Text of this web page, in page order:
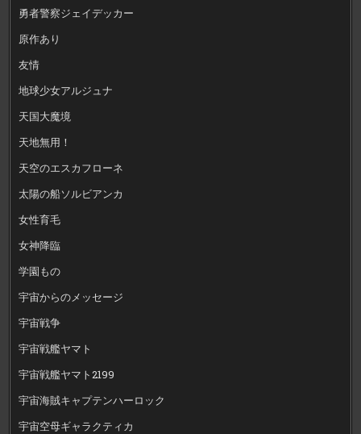
勇者警察ジェイデッカー
原作あり
友情
地球少女アルジュナ
天国大魔境
天地無用！
天空のエスカフローネ
太陽の船ソルビアンカ
女性育毛
女神降臨
学園もの
宇宙からのメッセージ
宇宙戦争
宇宙戦艦ヤマト
宇宙戦艦ヤマト2199
宇宙海賊キャプテンハーロック
宇宙空母ギャラクティカ